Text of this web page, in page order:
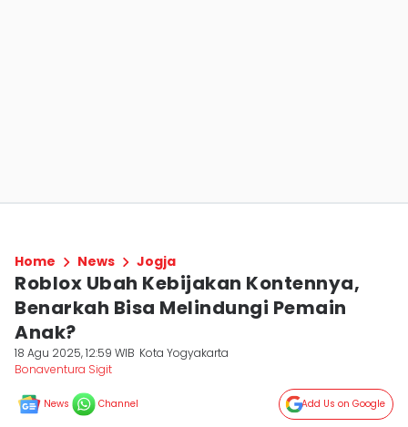
Home News Jogja
Roblox Ubah Kebijakan Kontennya,
Benarkah Bisa Melindungi Pemain
Anak?
18 Agu 2025, 12:59 WIB Kota Yogyakarta
Bonaventura Sigit
News Channel Add Us on Google